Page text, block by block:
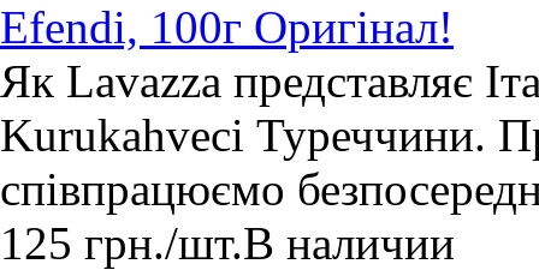
Efendi, 100г Оригінал!
Як Lavazza представляє
Kurukahveci Туреччини.
співпрацюємо
125 грн./шт.В наличии